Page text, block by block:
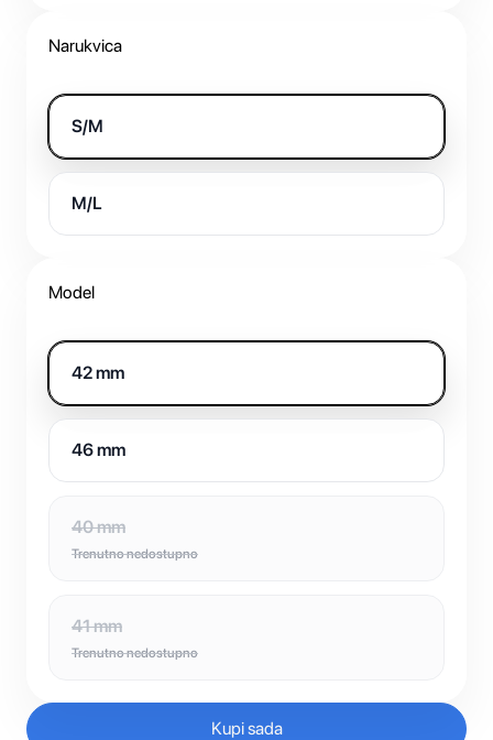
Narukvica
S/M
M/L
Model
42 mm
46 mm
40 mm
Trenutno nedostupno
41 mm
Trenutno nedostupno
Kupi sada